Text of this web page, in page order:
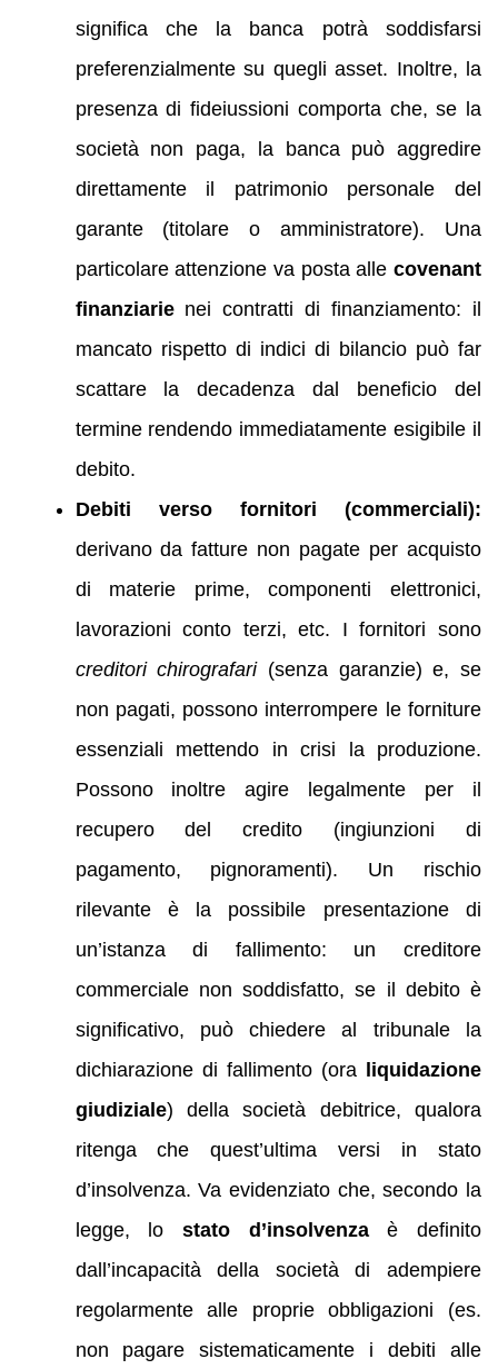
significa che la banca potrà soddisfarsi
preferenzialmente su quegli asset. Inoltre, la
presenza di fideiussioni comporta che, se la
società non paga, la banca può aggredire
direttamente il patrimonio personale del
garante (titolare o amministratore). Una
particolare attenzione va posta alle covenant
finanziarienei contratti di finanziamento: il
mancato rispetto di indici di bilancio può far
scattare la decadenza dal beneficio del
termine rendendo immediatamente esigibile il
debito.
Debiti verso fornitori (commerciali):
derivano da fatture non pagate per acquisto
di materie prime, componenti elettronici,
lavorazioni conto terzi, etc. I fornitori sono
creditori chirografari(senza garanzie) e, se
non pagati, possono interrompere le forniture
essenziali mettendo in crisi la produzione.
Possono inoltre agire legalmente per il
recupero del credito (ingiunzioni di
pagamento, pignoramenti). Un rischio
rilevante è la possibile presentazione di
un’istanza di fallimento: un creditore
commerciale non soddisfatto, se il debito è
significativo, può chiedere al tribunale la
dichiarazione di fallimento (ora liquidazione
giudiziale) della società debitrice, qualora
ritenga che quest’ultima versi in stato
d’insolvenza. Va evidenziato che, secondo la
legge, lo stato d’insolvenzaè definito
dall’incapacità della società di adempiere
regolarmente alle proprie obbligazioni (es.
non pagare sistematicamente i debiti alle